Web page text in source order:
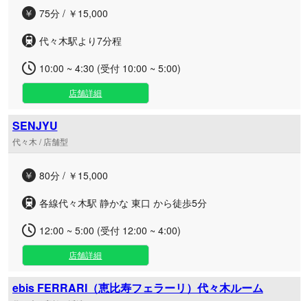
75分 / ￥15,000
代々木駅より7分程
10:00 ~ 4:30 (受付 10:00 ~ 5:00)
店舗詳細
SENJYU
代々木 / 店舗型
80分 / ￥15,000
​各線代々木駅 ​静かな 東口 から徒歩5分
12:00 ~ 5:00 (受付 12:00 ~ 4:00)
店舗詳細
ebis FERRARI（恵比寿フェラーリ）代々木ルーム